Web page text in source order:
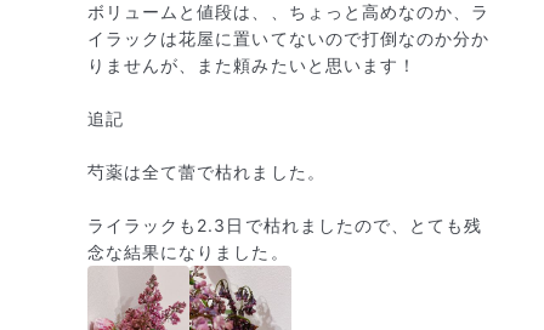
ボリュームと値段は、、ちょっと高めなのか、ラ
イラックは花屋に置いてないので打倒なのか分か
りませんが、また頼みたいと思います！
追記
芍薬は全て蕾で枯れました。
ライラックも2.3日で枯れましたので、とても残
念な結果になりました。